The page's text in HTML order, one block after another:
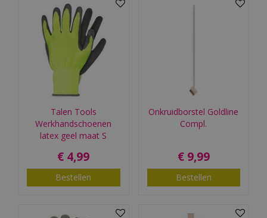
Talen Tools
Werkhandschoenen
latex geel maat S
€ 4,99
Bestellen
Onkruidborstel Goldline
Compl.
€ 9,99
Bestellen